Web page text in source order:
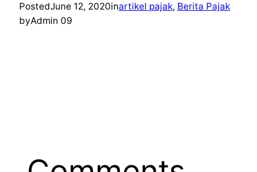
PostedJune 12, 2020inartikel pajak, Berita Pajak
byAdmin 09